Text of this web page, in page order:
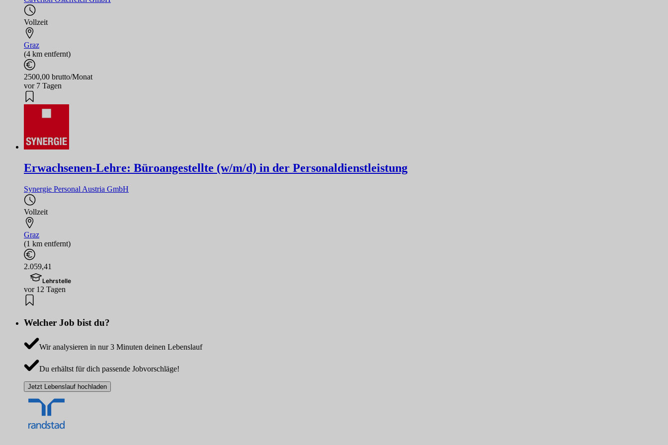
Vollzeit
Graz
(4 km entfernt)
2500,00 brutto/Monat
vor 7 Tagen
Erwachsenen-Lehre: Büroangestellte (w/m/d) in der Personaldienstleistung
Synergie Personal Austria GmbH
Vollzeit
Graz
(1 km entfernt)
2.059,41
Lehrstelle
vor 12 Tagen
Welcher Job bist du?
Wir analysieren in nur 3 Minuten deinen Lebenslauf
Du erhältst für dich passende Jobvorschläge!
Jetzt Lebenslauf hochladen